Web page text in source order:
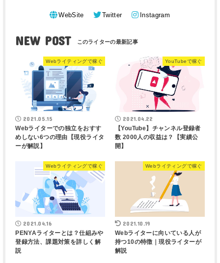
WebSite Twitter Instagram
NEW POST
Webライティングで稼ぐ
2021.05.15
Webライターでの独立をおすす
めしない6つの理由【現役ライタ
ーが解説】
YouTubeで稼ぐ
2021.04.22
【YouTube】チャンネル登録者
数 2000人の収益は？【実績公
開】
Webライティングで稼ぐ
2021.04.16
PENYAライターとは？仕組みや
登録方法、課題対策を詳しく解
説
Webライティングで稼ぐ
2021.10.19
Webライターに向いている人が
持つ10の特徴｜現役ライターが
解説